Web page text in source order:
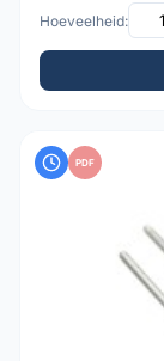
Hoeveelheid:
PDF